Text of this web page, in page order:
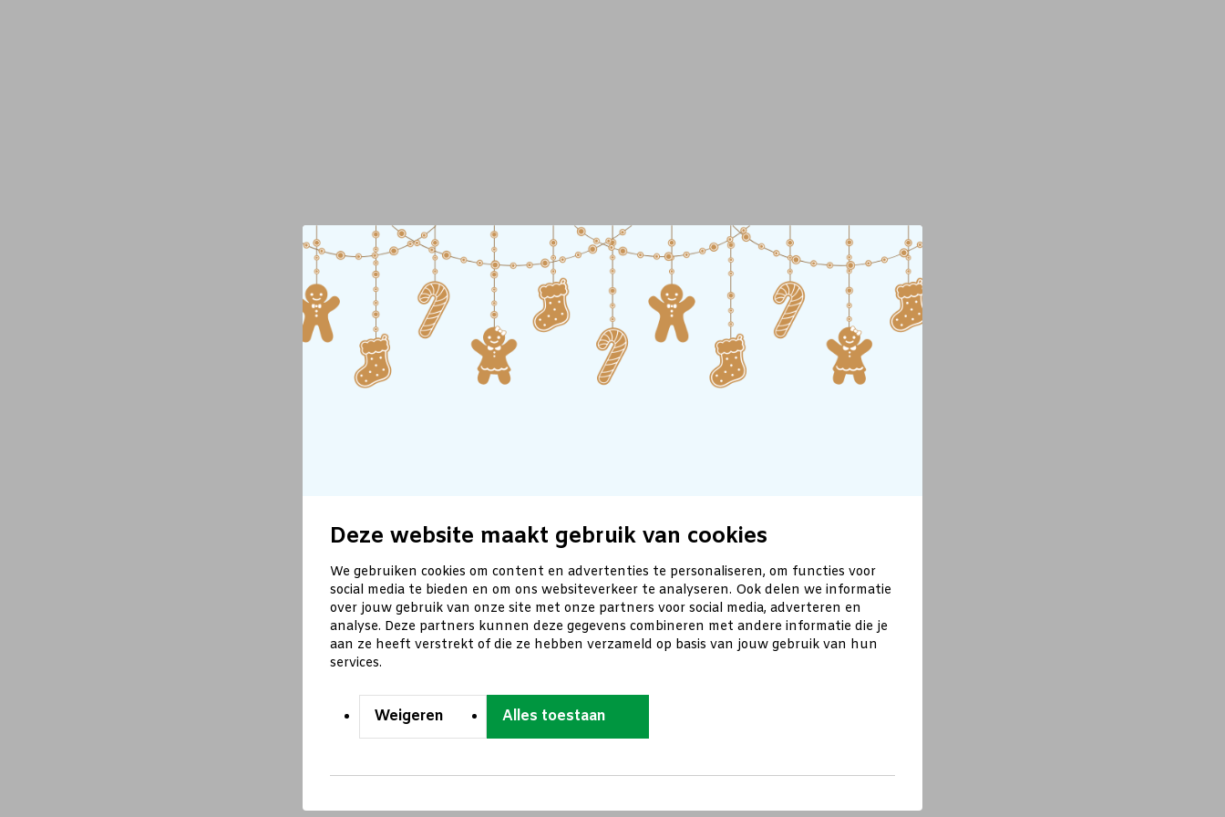
Deze website maakt gebruik van cookies
We gebruiken cookies om content en advertenties te personaliseren, om functies voor
social media te bieden en om ons websiteverkeer te analyseren. Ook delen we informatie
over jouw gebruik van onze site met onze partners voor social media, adverteren en
analyse. Deze partners kunnen deze gegevens combineren met andere informatie die je
aan ze heeft verstrekt of die ze hebben verzameld op basis van jouw gebruik van hun
services.
Weigeren Alles toestaan